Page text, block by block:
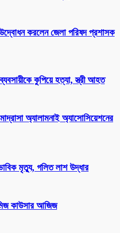
করলেন জেলা পরিষদ প্রশাসক
কুপিয়ে হত্যা, স্ত্রী আহত
অ্যালামনাই অ্যাসোসিয়েশনের
মৃত্যু, গলিত লাশ উদ্ধার
কাউসার আজিজ